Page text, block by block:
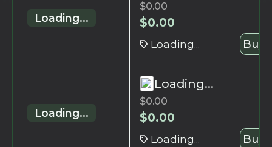
Loading...
$0.00
$0.00
Loading... Buy
Loading...
Loading...
$0.00
$0.00
Loading... Buy